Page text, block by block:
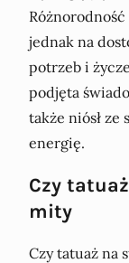
jednak na
potrzeb i
podjęta
także niósł ze
energię.
Czy
mity
Czy tatuaż na